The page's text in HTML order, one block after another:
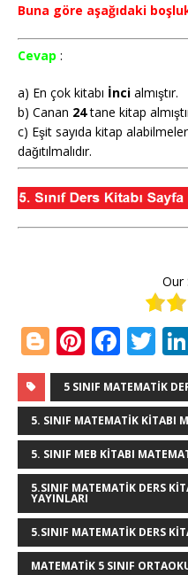
Buna göre aşağıdaki
Cevap :
a) En çok kitabı İnci almıştır.
b) Canan 24tane kitap
c) Eşit sayıda kitap
dağıtılmalıdır.
Our
Bl
o
g
g
e
r
Pi
n
te
r
e
st
F
a
c
e
b
o
o
k
T
w
it
te
r
5 SINIF MATEMATIK
5. SINIF MATEMATIK KITABI
5. SINIF MEB KITABI
5.SINIF MATEMATIK DERS
YAYINLARI
5.SINIF MATEMATIK DERS
MATEMATIK 5 SINIF